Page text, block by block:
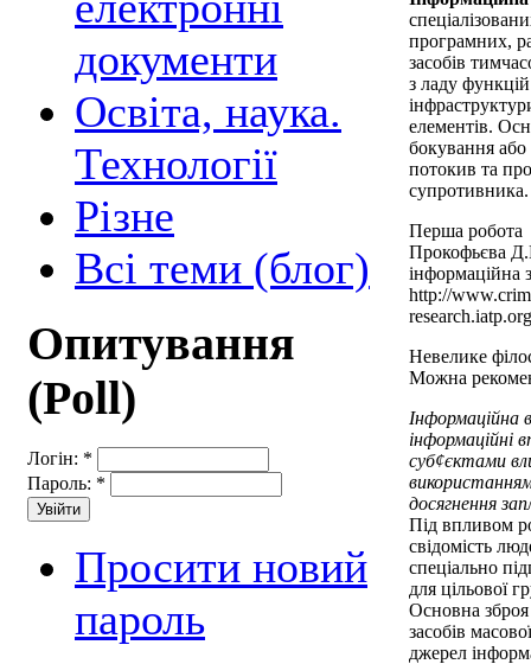
документи
Освіта, наука.
Технології
Різне
Всі теми (блог)
Опитування
(Poll)
Логін: *
Пароль: *
Просити новий
пароль
програмних,
засобів
з ладу
елементів.
бокування
потокив та
супротивника.
Перша робота
Прокофьєва
інформаційна
http://
Невелике
Можна
Інформаційна
інформаційні
суб¢єктами
використанням
досягнення
Під впливом
свідомість
спеціально
для цільової
Основна
засобів
джерел